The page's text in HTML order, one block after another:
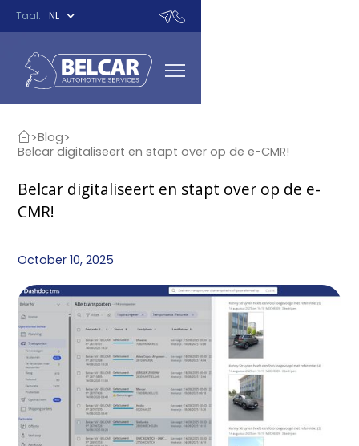
Taal: NL
>Blog>
Belcar digitaliseert en stapt over op de e-CMR!
Belcar digitaliseert en stapt over op de e-
CMR!
October 10, 2025